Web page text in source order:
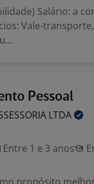
Salário: a
Vale-transporte,
Pessoal
LTDA
Entre 1 e 3 anos